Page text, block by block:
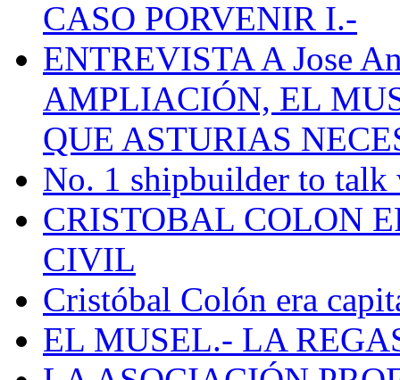
CASO PORVENIR I.-
ENTREVISTA A Jose
AMPLIACIÓN, EL
QUE ASTURIAS
No. 1 shipbuilder to talk
CRISTOBAL COLON
CIVIL
Cristóbal Colón era
EL MUSEL.- LA